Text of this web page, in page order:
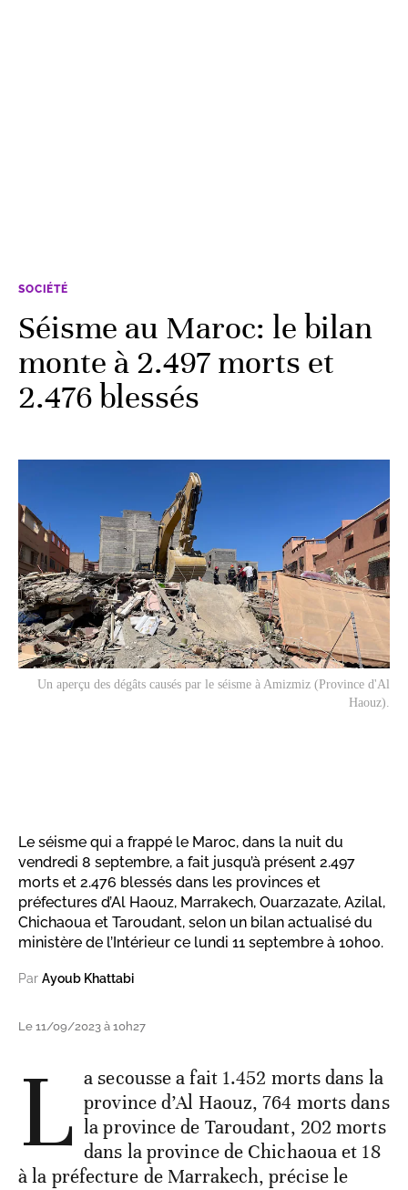
SOCIÉTÉ
Séisme au Maroc: le bilan
monte à 2.497 morts et
2.476 blessés
Un aperçu des dégâts causés par le séisme à Amizmiz (Province d'Al
Haouz).
Le séisme qui a frappé le Maroc, dans la nuit du
vendredi 8 septembre, a fait jusqu’à présent 2.497
morts et 2.476 blessés dans les provinces et
préfectures d’Al Haouz, Marrakech, Ouarzazate, Azilal,
Chichaoua et Taroudant, selon un bilan actualisé du
ministère de l’Intérieur ce lundi 11 septembre à 10h00.
Par Ayoub Khattabi
Le 11/09/2023 à 10h27
L a secousse a fait 1.452 morts dans la
province d’Al Haouz, 764 morts dans
la province de Taroudant, 202 morts
dans la province de Chichaoua et 18
à la préfecture de Marrakech, précise le